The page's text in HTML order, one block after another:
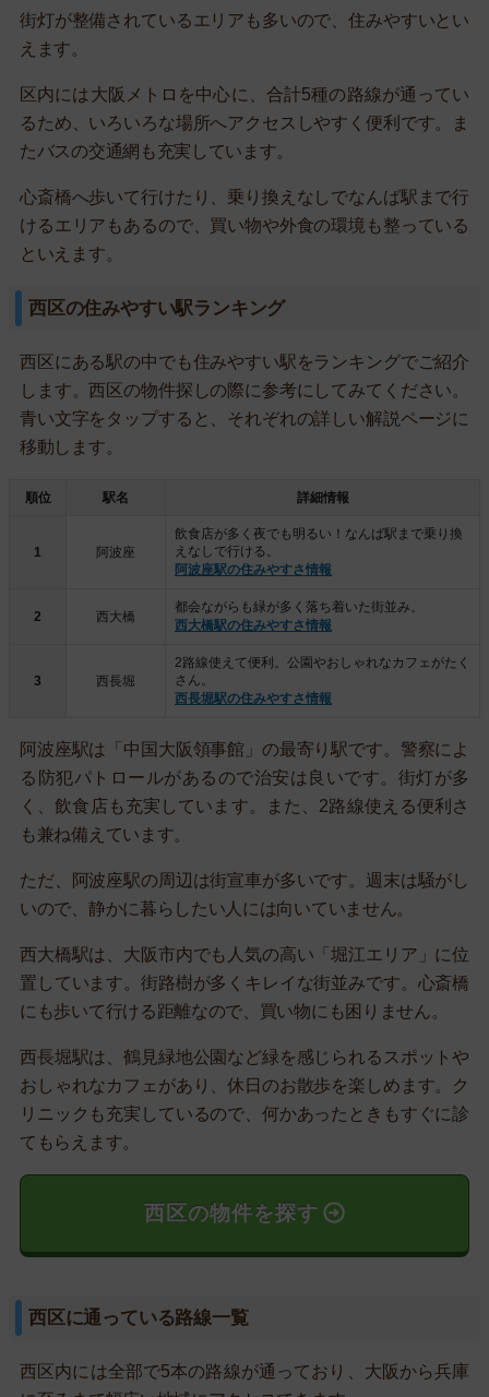
街灯が整備されているエリアも多いので、住みやすいとい
えます。
区内には大阪メトロを中心に、合計5種の路線が通ってい
るため、いろいろな場所へアクセスしやすく便利です。ま
たバスの交通網も充実しています。
心斎橋へ歩いて行けたり、乗り換えなしでなんば駅まで行
けるエリアもあるので、買い物や外食の環境も整っている
といえます。
西区の住みやすい駅ランキング
西区にある駅の中でも住みやすい駅をランキングでご紹介
します。西区の物件探しの際に参考にしてみてください。
青い文字をタップすると、それぞれの詳しい解説ページに
移動します。
順位 駅名 詳細情報
1 阿波座
飲食店が多く夜でも明るい！なんば駅まで乗り換
えなしで行ける。
阿波座駅の住みやすさ情報
2 西大橋
都会ながらも緑が多く落ち着いた街並み。
西大橋駅の住みやすさ情報
3 西長堀
2路線使えて便利。公園やおしゃれなカフェがたく
さん。
西長堀駅の住みやすさ情報
阿波座駅は「中国大阪領事館」の最寄り駅です。警察によ
る防犯パトロールがあるので治安は良いです。街灯が多
く、飲食店も充実しています。また、2路線使える便利さ
も兼ね備えています。
ただ、阿波座駅の周辺は街宣車が多いです。週末は騒がし
いので、静かに暮らしたい人には向いていません。
西大橋駅は、大阪市内でも人気の高い「堀江エリア」に位
置しています。街路樹が多くキレイな街並みです。心斎橋
にも歩いて行ける距離なので、買い物にも困りません。
西長堀駅は、鶴見緑地公園など緑を感じられるスポットや
おしゃれなカフェがあり、休日のお散歩を楽しめます。ク
リニックも充実しているので、何かあったときもすぐに診
てもらえます。
西区の物件を探す
西区に通っている路線一覧
西区内には全部で5本の路線が通っており、大阪から兵庫